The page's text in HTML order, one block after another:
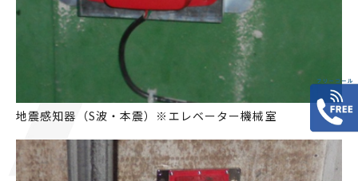
地震感知器（S波・本震）※エレベーター機械室